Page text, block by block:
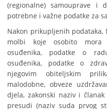
(regionalne) samouprave i
potrebne i važne podatke za
Nakon prikupljenih podataka,
molbi koje osobito mora
osuđenika, podatke o
osuđenika, podatke o
njegovim obiteljskim
malodobne, obveze
djela, zakonski naziv i
presudi (naziv suda prvog